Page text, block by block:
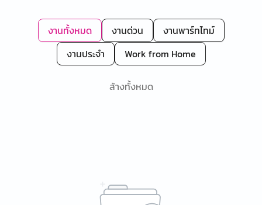
งานทั้งหมด งานด่วน
งานพาร์ทไทม์
งานประจำ
Work from Home
ล้างทั้งหมด